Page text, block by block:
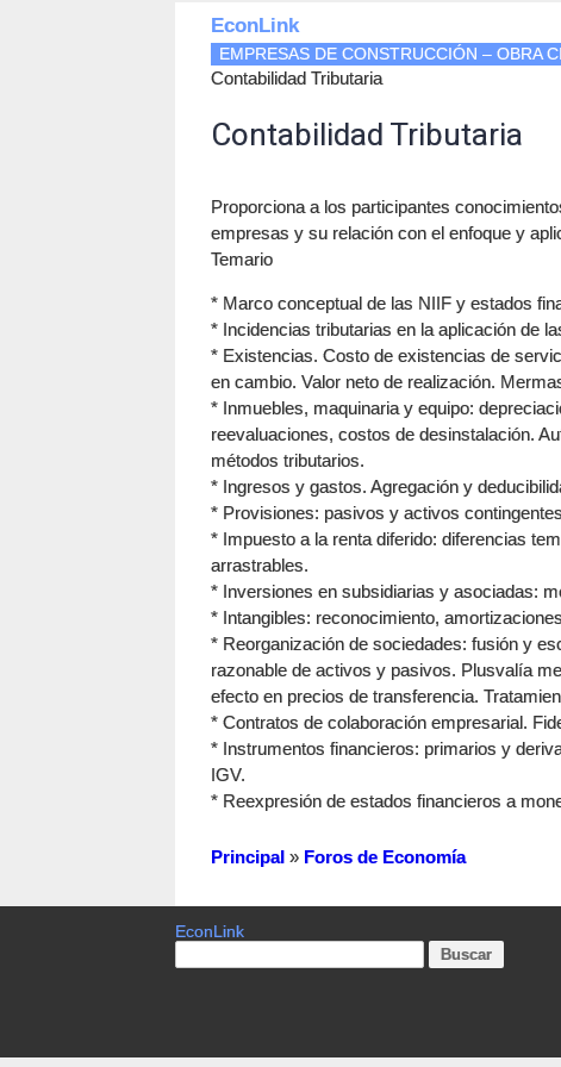
EconLink
EMPRESAS DE CONSTRUCCIÓN – OBRA
Contabilidad Tributaria
Contabilidad Tributaria
Proporciona a los participantes
empresas y su relación con el enfoque y
Temario
* Marco conceptual de las NIIF y estados
* Incidencias tributarias en la aplicación de
* Existencias. Costo de existencias de
en cambio. Valor neto de realización.
* Inmuebles, maquinaria y equipo:
reevaluaciones, costos de desinstalación.
métodos tributarios.
* Ingresos y gastos. Agregación y
* Provisiones: pasivos y activos
* Impuesto a la renta diferido: diferencias
arrastrables.
* Inversiones en subsidiarias y asociadas:
* Intangibles: reconocimiento,
* Reorganización de sociedades: fusión y
razonable de activos y pasivos. Plusvalía
efecto en precios de transferencia.
* Contratos de colaboración empresarial.
* Instrumentos financieros: primarios y
IGV.
* Reexpresión de estados financieros a
Principal » Foros de Economía
EconLink